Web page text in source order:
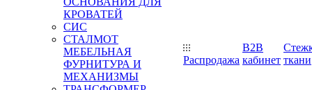
КРОВАТЕЙ
СИС
СТАЛМОТ
МЕБЕЛЬНАЯ
ФУРНИТУРА И
МЕХАНИЗМЫ
Распродажа
B2B
кабинет ткани